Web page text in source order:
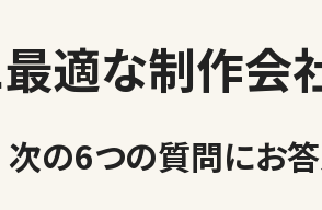
適な制作会
次の6つの質問にお